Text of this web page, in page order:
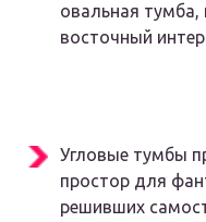
овальная
восточный
Угловые тумбы
простор для
решивших